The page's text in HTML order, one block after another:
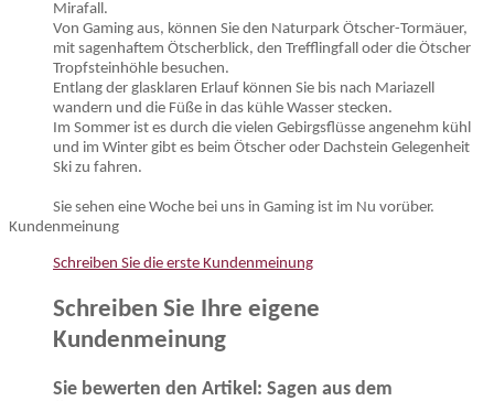
Mirafall.
Von Gaming aus, können Sie den Naturpark Ötscher-Tormäuer,
mit sagenhaftem Ötscherblick, den Trefflingfall oder die Ötscher
Tropfsteinhöhle besuchen.
Entlang der glasklaren Erlauf können Sie bis nach Mariazell
wandern und die Füße in das kühle Wasser stecken.
Im Sommer ist es durch die vielen Gebirgsflüsse angenehm kühl
und im Winter gibt es beim Ötscher oder Dachstein Gelegenheit
Ski zu fahren.
Sie sehen eine Woche bei uns in Gaming ist im Nu vorüber.
Kundenmeinung
Schreiben Sie die erste Kundenmeinung
Schreiben Sie Ihre eigene
Kundenmeinung
Sie bewerten den Artikel: Sagen aus dem